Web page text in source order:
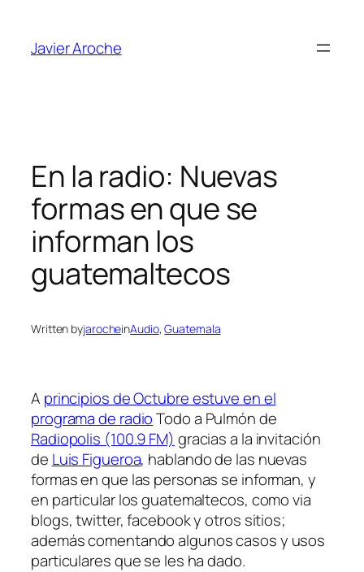
content
Javier Aroche
En la radio: Nuevas
formas en que se
informan los
guatemaltecos
Written byjarocheinAudio, Guatemala
A principios de Octubre estuve en el
programa de radioTodo a Pulmón de
Radiopolis (100.9 FM) gracias a la invitación
de Luis Figueroa, hablando de las nuevas
formas en que las personas se informan, y
en particular los guatemaltecos, como via
blogs, twitter, facebook y otros sitios;
además comentando algunos casos y usos
particulares que se les ha dado.